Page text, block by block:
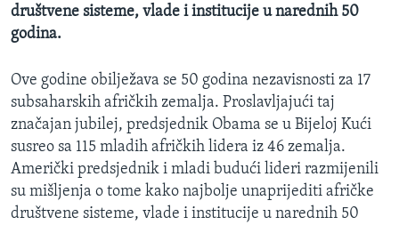
društvene sisteme, vlade i institucije u narednih 50
godina.
Ove godine obilježava se 50 godina nezavisnosti za 17
subsaharskih afričkih zemalja. Proslavljajući taj
značajan jubilej, predsjednik Obama se u Bijeloj Kući
susreo sa 115 mladih afričkih lidera iz 46 zemalja.
Američki predsjednik i mladi budući lideri razmijenili
su mišljenja o tome kako najbolje unaprijediti afričke
društvene sisteme, vlade i institucije u narednih 50